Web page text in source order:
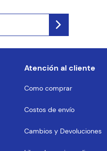
Atención al cliente
Como comprar
Costos de envío
Cambios y Devoluciones